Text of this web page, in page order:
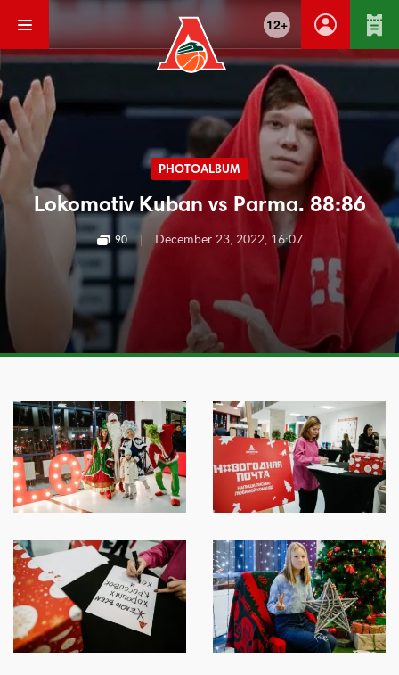
12+
PHOTOALBUM
Lokomotiv Kuban vs Parma. 88:86
90 | December 23, 2022, 16:07